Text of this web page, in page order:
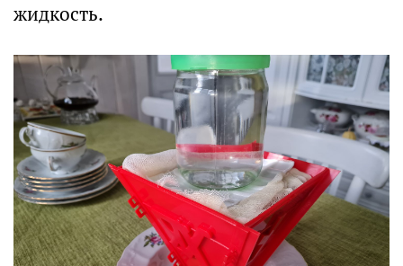
жидкость.